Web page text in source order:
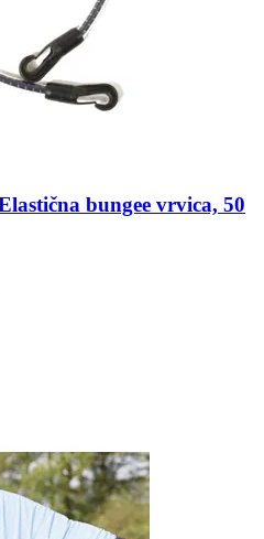
bungee vrvica, 50